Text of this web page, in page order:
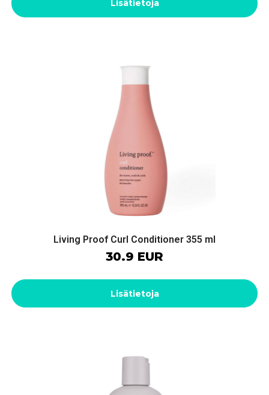
Lisätietoja
Living Proof Curl Conditioner 355 ml
30.9 EUR
Lisätietoja